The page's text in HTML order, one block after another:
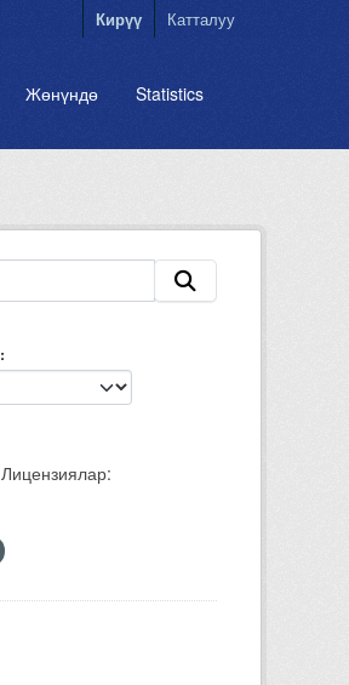
Кирүү Катталуу
Жөнүндө Statistics
Лицензиялар: